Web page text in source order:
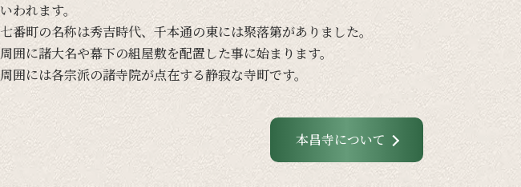
いわれます。
七番町の名称は秀吉時代、千本通の東には聚落第がありました。
周囲に諸大名や幕下の組屋敷を配置した事に始まります。
周囲には各宗派の諸寺院が点在する静寂な寺町です。
本昌寺について